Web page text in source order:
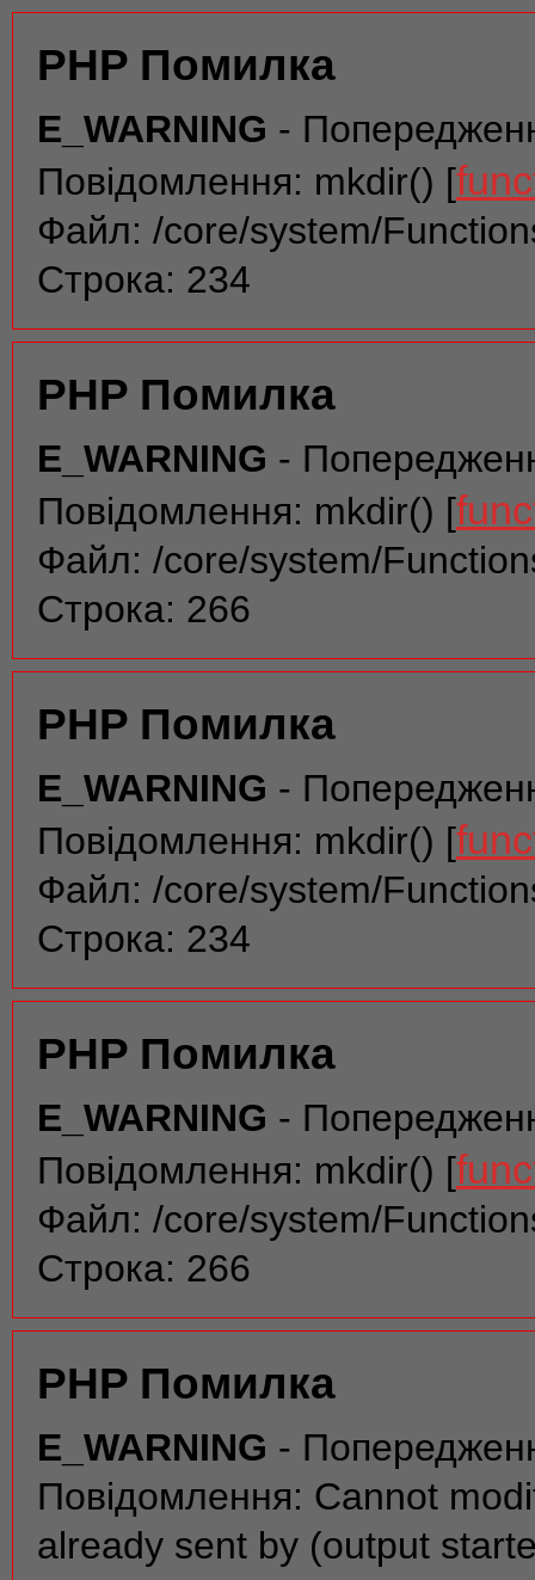
PHP Помилка
E_WARNING -
Повідомлення: mkdir() [
Файл: /core/system/
Строка: 234
PHP Помилка
E_WARNING -
Повідомлення: mkdir() [
Файл: /core/system/
Строка: 266
PHP Помилка
E_WARNING -
Повідомлення: mkdir() [
Файл: /core/system/
Строка: 234
PHP Помилка
E_WARNING -
Повідомлення: mkdir() [
Файл: /core/system/
Строка: 266
PHP Помилка
E_WARNING -
Повідомлення: Cannot
already sent by (output